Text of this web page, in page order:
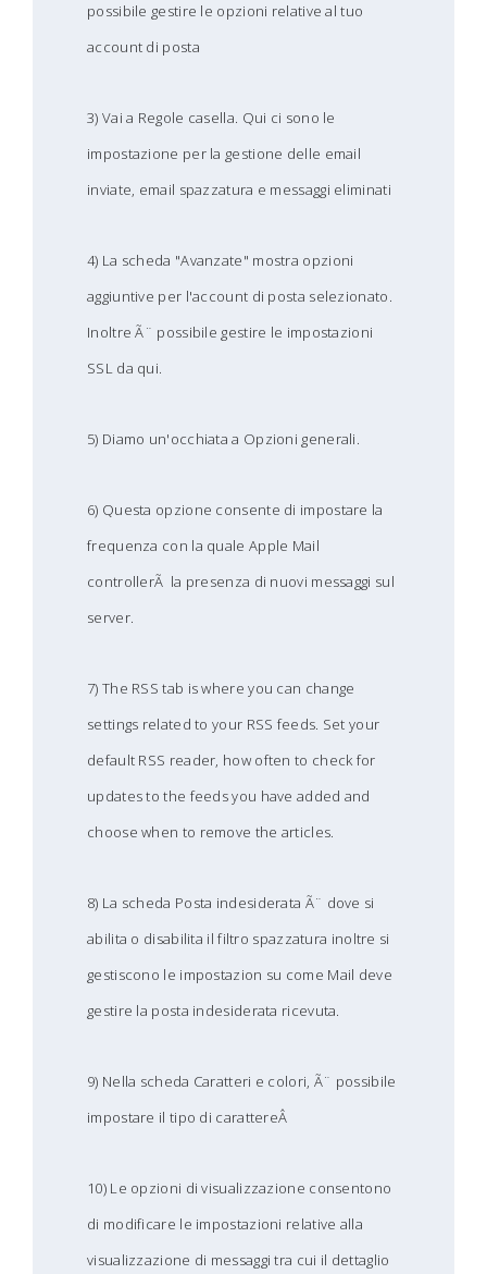
possibile gestire le opzioni relative al tuo
account di posta
3) Vai a Regole casella. Qui ci sono le
impostazione per la gestione delle email
inviate, email spazzatura e messaggi eliminati
4) La scheda "Avanzate" mostra opzioni
aggiuntive per l'account di posta selezionato.
Inoltre Ã¨ possibile gestire le impostazioni
SSL da qui.
5) Diamo un'occhiata a Opzioni generali.
6) Questa opzione consente di impostare la
frequenza con la quale Apple Mail
controllerÃ la presenza di nuovi messaggi sul
server.
7) The RSS tab is where you can change
settings related to your RSS feeds. Set your
default RSS reader, how often to check for
updates to the feeds you have added and
choose when to remove the articles.
8) La scheda Posta indesiderata Ã¨ dove si
abilita o disabilita il filtro spazzatura inoltre si
gestiscono le impostazion su come Mail deve
gestire la posta indesiderata ricevuta.
9) Nella scheda Caratteri e colori, Ã¨ possibile
impostare il tipo di carattereÂ
10) Le opzioni di visualizzazione consentono
di modificare le impostazioni relative alla
visualizzazione di messaggi tra cui il dettaglio